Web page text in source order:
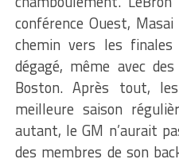
conférence Ouest,
chemin vers les finales
dégagé, même avec
Boston. Après tout,
meilleure saison
autant, le GM n’aurait
des membres de son